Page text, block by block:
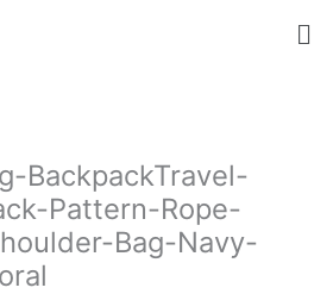
BackpackTravel-
Pattern-Rope-
Bag-Navy-